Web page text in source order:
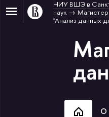
НИУ ВШЭ в
наук
"Анализ данных
О